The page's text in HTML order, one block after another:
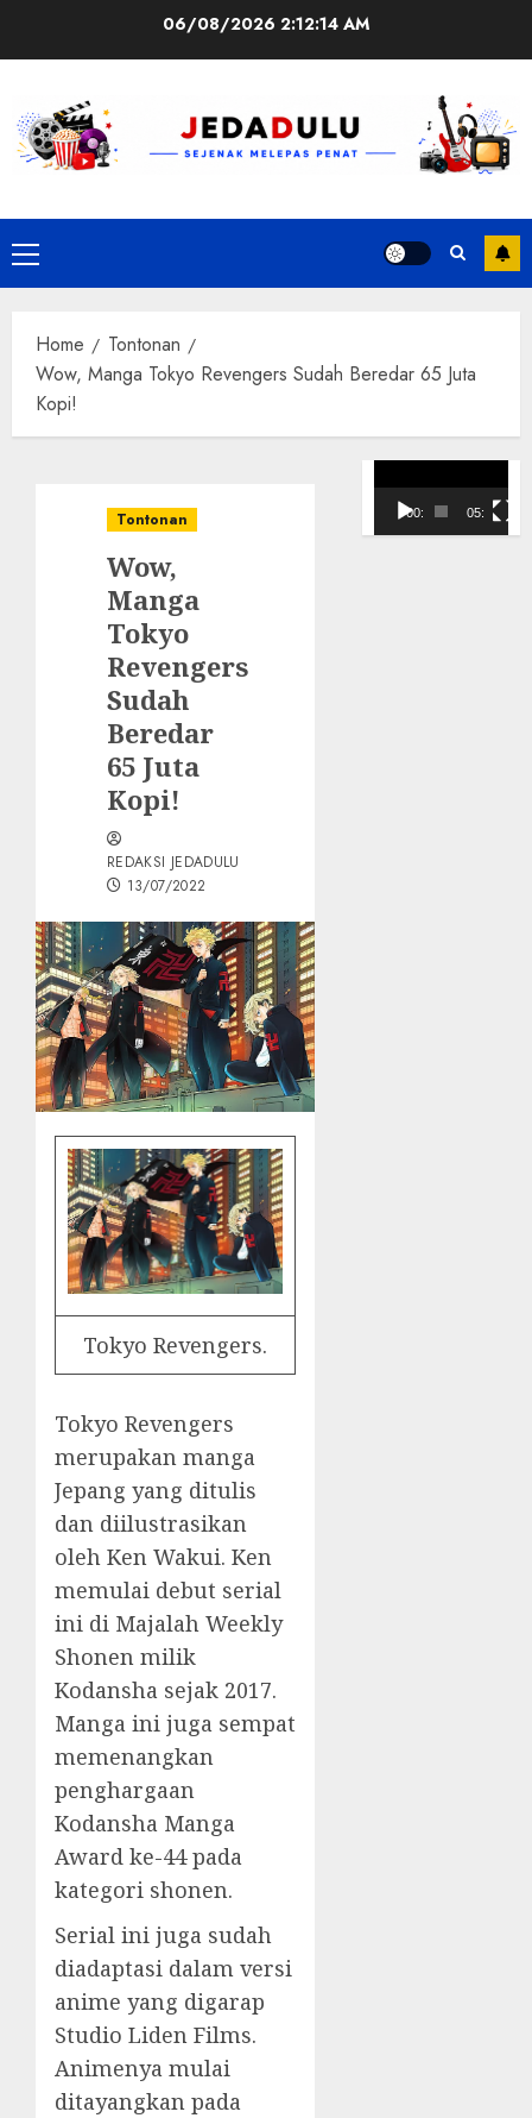
06/08/2026 2:12:14 AM
Primary
Menu
Home
Tontonan
Wow, Manga Tokyo Revengers Sudah Beredar 65 Juta
Kopi!
Tontonan
Wow,
Manga
Tokyo
Revengers
Sudah
Beredar
65 Juta
Kopi!
REDAKSI JEDADULU
13/07/2022
Tokyo Revengers.
Tokyo Revengers
merupakan manga
Jepang yang ditulis
dan diilustrasikan
oleh Ken Wakui. Ken
memulai debut serial
ini di Majalah Weekly
Shonen milik
Kodansha sejak 2017.
Manga ini juga sempat
memenangkan
penghargaan
Kodansha Manga
Award ke-44 pada
kategori shonen.
Serial ini juga sudah
diadaptasi dalam versi
anime yang digarap
Studio Liden Films.
Animenya mulai
ditayangkan pada
Video
00:00 05:10